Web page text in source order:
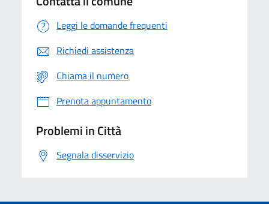
Leggi le domande frequenti
Richiedi assistenza
Chiama il numero
Prenota appuntamento
Problemi in Città
Segnala disservizio